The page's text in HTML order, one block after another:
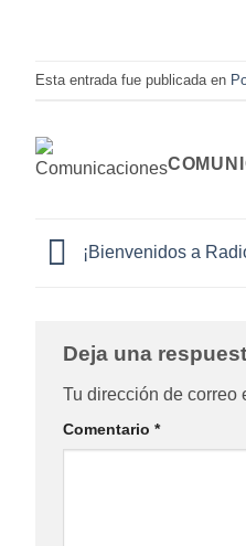
Esta entrada fue publicada en
¡Bienvenidos a
Deja una
Tu dirección de correo
Comentario *